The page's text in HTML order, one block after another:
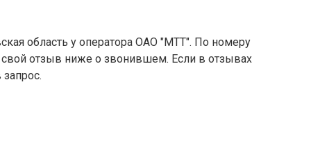
область у оператора ОАО "МТТ". По номеру
свой отзыв ниже о звонившем. Если в отзывах